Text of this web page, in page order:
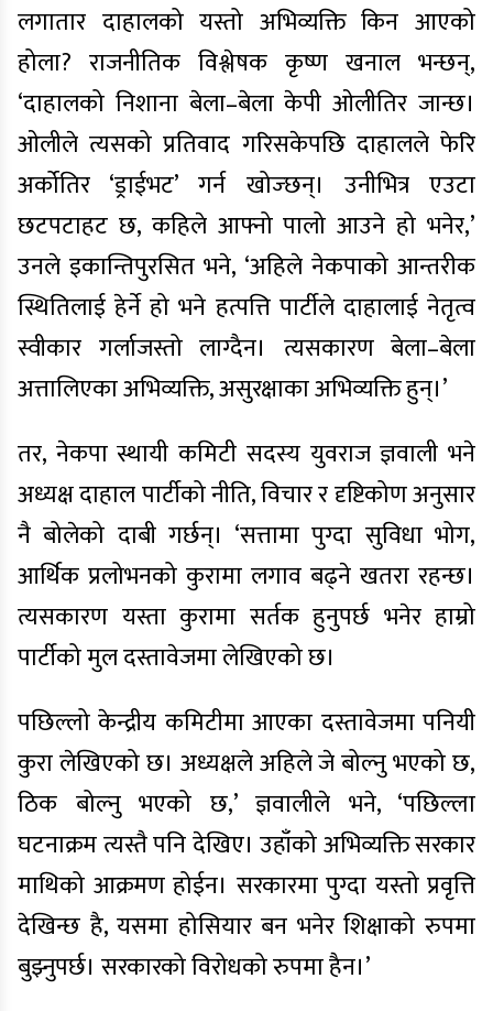
लगातार दाहालको यस्तो अभिव्यक्ति किन आएको
होला? राजनीतिक विश्लेषक कृष्ण खनाल भन्छन्,
‘दाहालको निशाना बेला–बेला केपी ओलीतिर जान्छ।
ओलीले त्यसको प्रतिवाद गरिसकेपछि दाहालले फेरि
अर्कोतिर ‘ड्राईभट’ गर्न खोज्छन्। उनीभित्र एउटा
छटपटाहट छ, कहिले आफ्नो पालो आउने हो भनेर,’
उनले इकान्तिपुरसित भने, ‘अहिले नेकपाको आन्तरीक
स्थितिलाई हेर्ने हो भने हत्पत्ति पार्टीले दाहालाई नेतृत्व
स्वीकार गर्लाजस्तो लाग्दैन। त्यसकारण बेला–बेला
अत्तालिएका अभिव्यक्ति, असुरक्षाका अभिव्यक्ति हुन्।’
तर, नेकपा स्थायी कमिटी सदस्य युवराज ज्ञवाली भने
अध्यक्ष दाहाल पार्टीको नीति, विचार र दृष्टिकोण अनुसार
नै बोलेको दाबी गर्छन्। ‘सत्तामा पुग्दा सुविधा भोग,
आर्थिक प्रलोभनको कुरामा लगाव बढ्ने खतरा रहन्छ।
त्यसकारण यस्ता कुरामा सर्तक हुनुपर्छ भनेर हाम्रो
पार्टीको मुल दस्तावेजमा लेखिएको छ।
पछिल्लो केन्द्रीय कमिटीमा आएका दस्तावेजमा पनियी
कुरा लेखिएको छ। अध्यक्षले अहिले जे बोल्नु भएको छ,
ठिक बोल्नु भएको छ,’ ज्ञवालीले भने, ‘पछिल्ला
घटनाक्रम त्यस्तै पनि देखिए। उहाँको अभिव्यक्ति सरकार
माथिको आक्रमण होईन। सरकारमा पुग्दा यस्तो प्रवृत्ति
देखिन्छ है, यसमा होसियार बन भनेर शिक्षाको रुपमा
बुझ्नुपर्छ। सरकारको विरोधको रुपमा हैन।’